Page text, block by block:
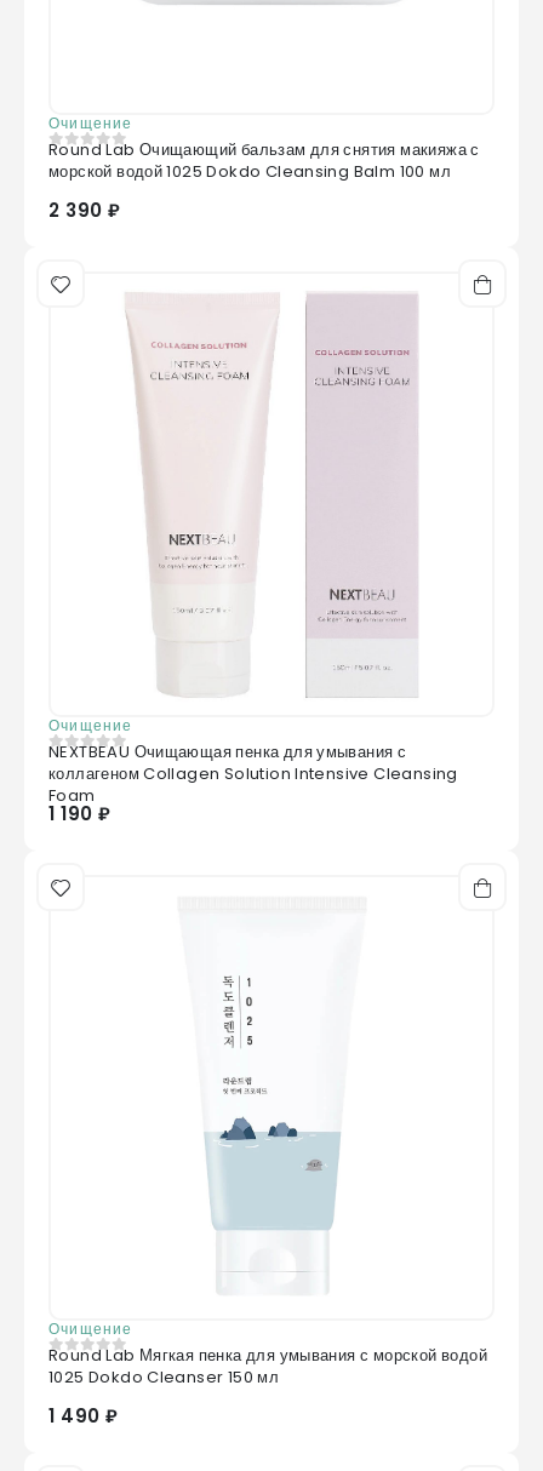
Очищение
0из 5
Round Lab Очищающий бальзам для снятия макияжа с
морской водой 1025 Dokdo Cleansing Balm 100 мл
2 390 ₽
Очищение
0из 5
NEXTBEAU Очищающая пенка для умывания с
коллагеном Collagen Solution Intensive Cleansing
Foam
1 190 ₽
Очищение
0из 5
Round Lab Мягкая пенка для умывания с морской водой
1025 Dokdo Cleanser 150 мл
1 490 ₽